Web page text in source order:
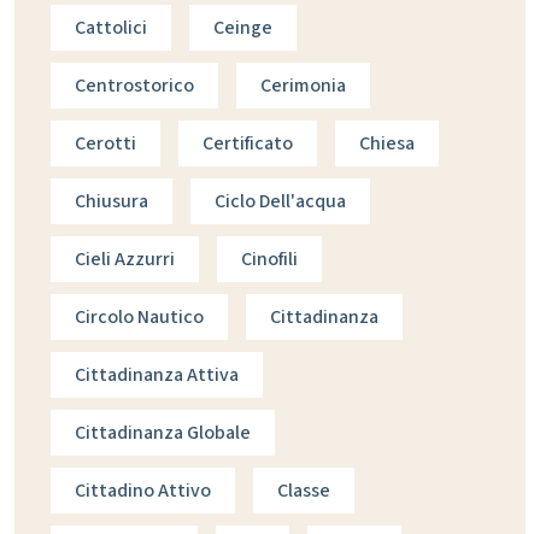
Cattolici Ceinge
Centrostorico Cerimonia
Cerotti Certificato Chiesa
Chiusura Ciclo Dell'acqua
Cieli Azzurri Cinofili
Circolo Nautico Cittadinanza
Cittadinanza Attiva
Cittadinanza Globale
Cittadino Attivo Classe